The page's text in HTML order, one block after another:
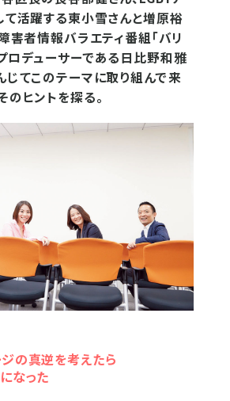
て活躍する東小雪さんと増原裕
害者情報バラエティ番組「バリ
ロデューサーである日比野和雅
じてこのテーマに取り組んで来
ヒントを探る。
の真逆を考えたら
なった